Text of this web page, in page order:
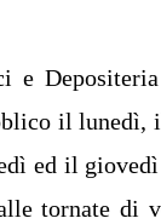
e
il lunedì,
ed il
tornate di